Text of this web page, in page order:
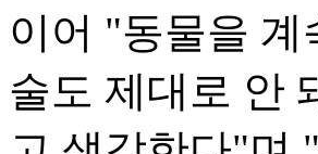
이어 "동물을
술도 제대로 안